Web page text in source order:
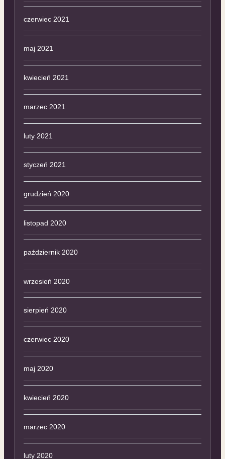
czerwiec 2021
maj 2021
kwiecień 2021
marzec 2021
luty 2021
styczeń 2021
grudzień 2020
listopad 2020
październik 2020
wrzesień 2020
sierpień 2020
czerwiec 2020
maj 2020
kwiecień 2020
marzec 2020
luty 2020